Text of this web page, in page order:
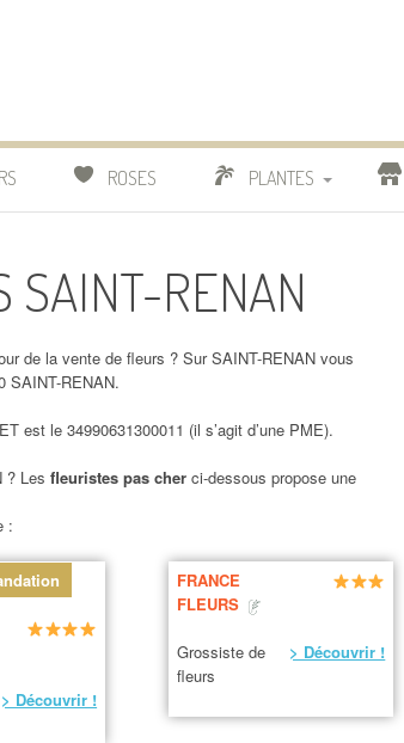
ROSES PLANTES
CACTUS
BONSAI
SAINT-RENAN
de la vente de fleurs ? Sur SAINT-RENAN vous
SAINT-RENAN.
est le 34990631300011 (il s’agit d’une PME).
? Les fleuristes pas cher ci-dessous propose une
:
> Découvrir !
FRANCE
FLEURS
Grossiste de
fleurs
> Découvrir !